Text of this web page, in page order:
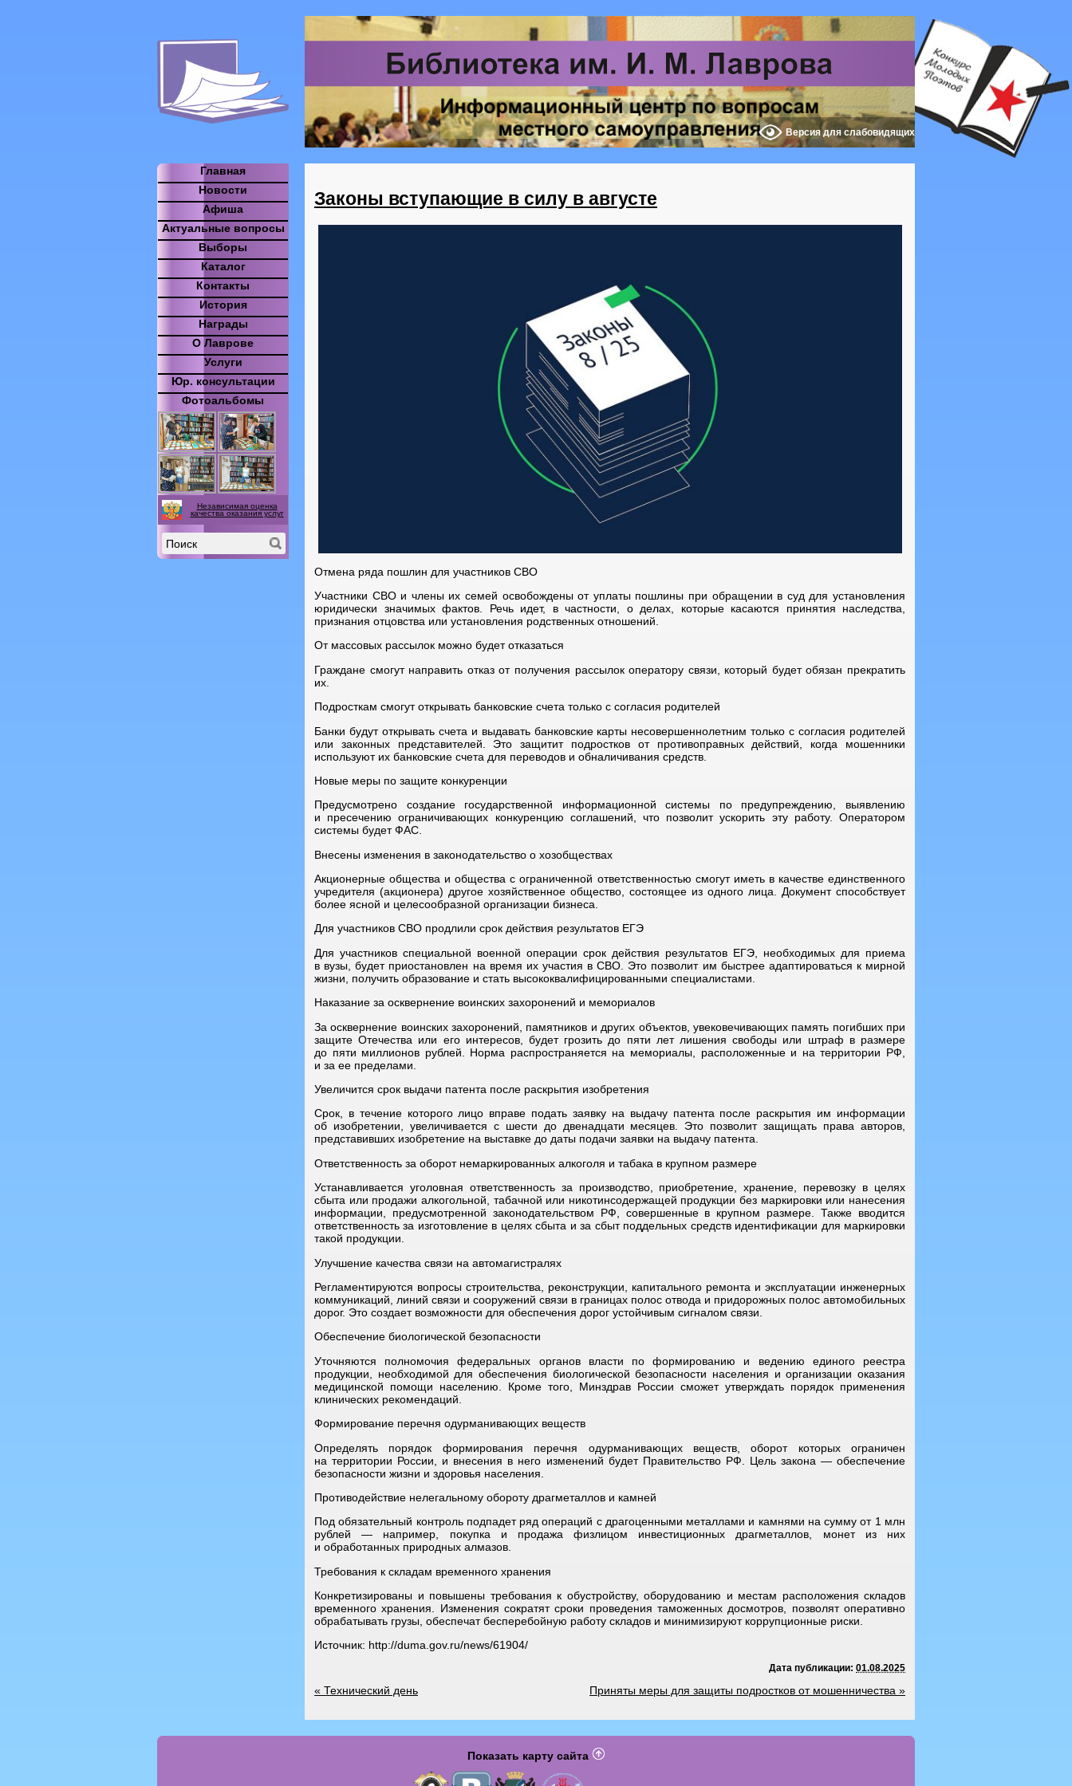
Версия для слабовидящих
Законы вступающие в силу в августе
Отмена ряда пошлин для участников СВО
Участники СВО и члены их семей освобождены от уплаты пошлины при обращении в суд для установления
юридически значимых фактов. Речь идет, в частности, о делах, которые касаются принятия наследства,
признания отцовства или установления родственных отношений.
От массовых рассылок можно будет отказаться
Граждане смогут направить отказ от получения рассылок оператору связи, который будет обязан прекратить
их.
Подросткам смогут открывать банковские счета только с согласия родителей
Банки будут открывать счета и выдавать банковские карты несовершеннолетним только с согласия родителей
или законных представителей. Это защитит подростков от противоправных действий, когда мошенники
используют их банковские счета для переводов и обналичивания средств.
Новые меры по защите конкуренции
Предусмотрено создание государственной информационной системы по предупреждению, выявлению
и пресечению ограничивающих конкуренцию соглашений, что позволит ускорить эту работу. Оператором
системы будет ФАС.
Внесены изменения в законодательство о хозобществах
Акционерные общества и общества с ограниченной ответственностью смогут иметь в качестве единственного
учредителя (акционера) другое хозяйственное общество, состоящее из одного лица. Документ способствует
более ясной и целесообразной организации бизнеса.
Для участников СВО продлили срок действия результатов ЕГЭ
Для участников специальной военной операции срок действия результатов ЕГЭ, необходимых для приема
в вузы, будет приостановлен на время их участия в СВО. Это позволит им быстрее адаптироваться к мирной
жизни, получить образование и стать высококвалифицированными специалистами.
Наказание за осквернение воинских захоронений и мемориалов
За осквернение воинских захоронений, памятников и других объектов, увековечивающих память погибших при
защите Отечества или его интересов, будет грозить до пяти лет лишения свободы или штраф в размере
до пяти миллионов рублей. Норма распространяется на мемориалы, расположенные и на территории РФ,
и за ее пределами.
Увеличится срок выдачи патента после раскрытия изобретения
Срок, в течение которого лицо вправе подать заявку на выдачу патента после раскрытия им информации
об изобретении, увеличивается с шести до двенадцати месяцев. Это позволит защищать права авторов,
представивших изобретение на выставке до даты подачи заявки на выдачу патента.
Ответственность за оборот немаркированных алкоголя и табака в крупном размере
Устанавливается уголовная ответственность за производство, приобретение, хранение, перевозку в целях
сбыта или продажи алкогольной, табачной или никотинсодержащей продукции без маркировки или нанесения
информации, предусмотренной законодательством РФ, совершенные в крупном размере. Также вводится
ответственность за изготовление в целях сбыта и за сбыт поддельных средств идентификации для маркировки
такой продукции.
Улучшение качества связи на автомагистралях
Регламентируются вопросы строительства, реконструкции, капитального ремонта и эксплуатации инженерных
коммуникаций, линий связи и сооружений связи в границах полос отвода и придорожных полос автомобильных
дорог. Это создает возможности для обеспечения дорог устойчивым сигналом связи.
Обеспечение биологической безопасности
Уточняются полномочия федеральных органов власти по формированию и ведению единого реестра
продукции, необходимой для обеспечения биологической безопасности населения и организации оказания
медицинской помощи населению. Кроме того, Минздрав России сможет утверждать порядок применения
клинических рекомендаций.
Формирование перечня одурманивающих веществ
Определять порядок формирования перечня одурманивающих веществ, оборот которых ограничен
на территории России, и внесения в него изменений будет Правительство РФ. Цель закона — обеспечение
безопасности жизни и здоровья населения.
Противодействие нелегальному обороту драгметаллов и камней
Под обязательный контроль подпадет ряд операций с драгоценными металлами и камнями на сумму от 1 млн
рублей — например, покупка и продажа физлицом инвестиционных драгметаллов, монет из них
и обработанных природных алмазов.
Требования к складам временного хранения
Конкретизированы и повышены требования к обустройству, оборудованию и местам расположения складов
временного хранения. Изменения сократят сроки проведения таможенных досмотров, позволят оперативно
обрабатывать грузы, обеспечат бесперебойную работу складов и минимизируют коррупционные риски.
Источник: http://duma.gov.ru/news/61904/
Дата публикации: 01.08.2025
« Технический день Приняты меры для защиты подростков от мошенничества »
Главная
Новости
Афиша
Актуальные вопросы
Выборы
Каталог
Контакты
История
Награды
О Лаврове
Услуги
Юр. консультации
Фотоальбомы
Независимая оценка
качества оказания услуг
Показать карту сайта